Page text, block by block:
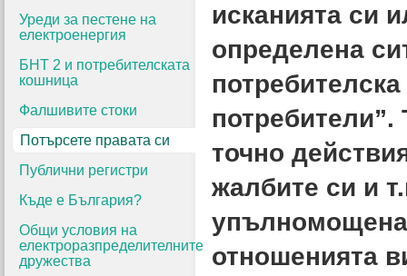
Уреди за пестене на
електроенергия
БНТ 2 и потребителската
кошница
Фалшивите стоки
Потърсете правата си
Публични регистри
Къде е България?
Общи условия на
електроразпределителните
дружества
исканията си
определена
точно
жалбите си и
отношенията